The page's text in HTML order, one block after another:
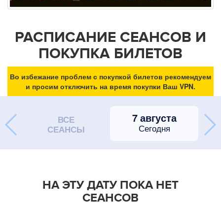
РАСПИСАНИЕ СЕАНСОВ И
ПОКУПКА БИЛЕТОВ
Во избежание проблем с покупкой билетов рекомендуем
и просим отключить на время покупки Ваш VPN.
ВСЕ
СЕАНСЫ
7 августа
Сегодня
НА ЭТУ ДАТУ ПОКА НЕТ
СЕАНСОВ